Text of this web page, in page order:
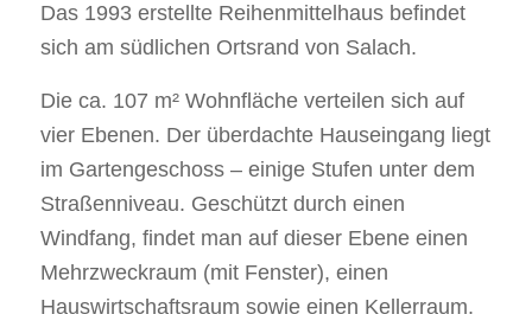
Das 1993 erstellte Reihenmittelhaus befindet
sich am südlichen Ortsrand von Salach.
Die ca. 107 m² Wohnfläche verteilen sich auf
vier Ebenen. Der überdachte Hauseingang liegt
im Gartengeschoss – einige Stufen unter dem
Straßenniveau. Geschützt durch einen
Windfang, findet man auf dieser Ebene einen
Mehrzweckraum (mit Fenster), einen
Hauswirtschaftsraum sowie einen Kellerraum.